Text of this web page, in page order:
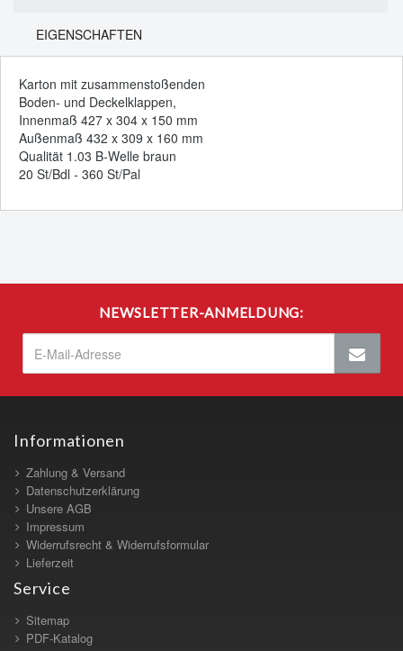
EIGENSCHAFTEN
Karton mit zusammenstoßenden
Boden- und Deckelklappen,
Innenmaß 427 x 304 x 150 mm
Außenmaß 432 x 309 x 160 mm
Qualität 1.03 B-Welle braun
20 St/Bdl - 360 St/Pal
NEWSLETTER-ANMELDUNG:
Informationen
Zahlung & Versand
Datenschutzerklärung
Unsere AGB
Impressum
Widerrufsrecht & Widerrufsformular
Lieferzeit
Service
Sitemap
PDF-Katalog